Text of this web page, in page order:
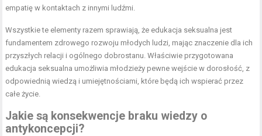
empatię w kontaktach z innymi ludźmi.
Wszystkie te elementy razem sprawiają, że edukacja seksualna jest
fundamentem zdrowego rozwoju młodych ludzi, mając znaczenie dla ich
przyszłych relacji i ogólnego dobrostanu. Właściwie przygotowana
edukacja seksualna umożliwia młodzieży pewne wejście w dorosłość, z
odpowiednią wiedzą i umiejętnościami, które będą ich wspierać przez
całe życie.
Jakie są konsekwencje braku wiedzy o
antykoncepcji?